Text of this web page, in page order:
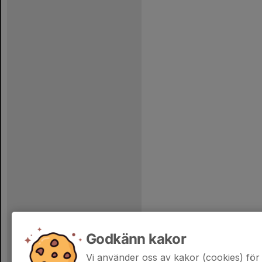
Godkänn kakor
Vi använder oss av kakor (cookies)